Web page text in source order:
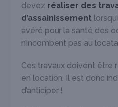
devez réaliser des
d’assainissement
avéré pour la santé des
n’incombent pas au
Ces travaux doivent être
en location. Il est donc
d’anticiper !